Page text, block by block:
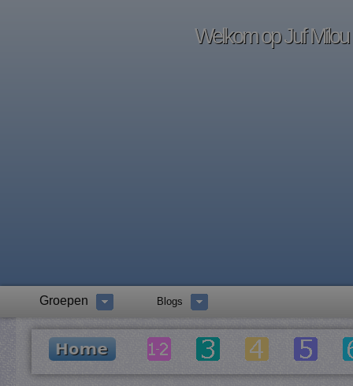
Welkom op Juf
Groepen Blogs